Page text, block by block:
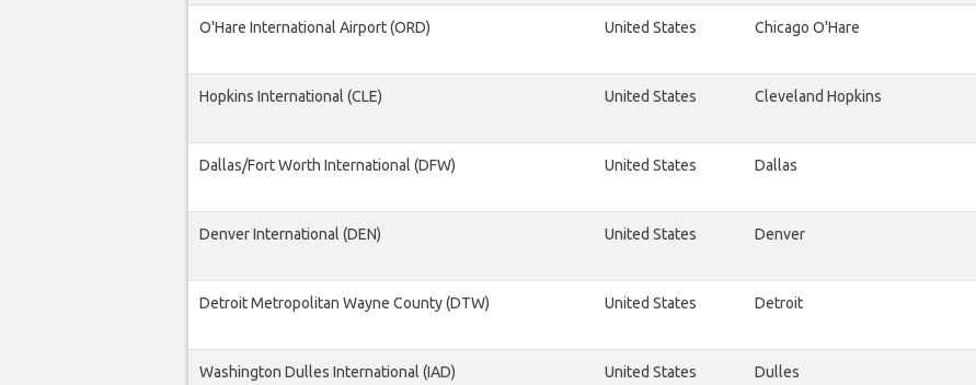
O'Hare International Airport (ORD) United States Chicago O'Hare
Hopkins International (CLE) United States Cleveland Hopkins
Dallas/Fort Worth International (DFW) United States Dallas
Denver International (DEN) United States Denver
Detroit Metropolitan Wayne County (DTW) United States Detroit
Washington Dulles International (IAD) United States Dulles